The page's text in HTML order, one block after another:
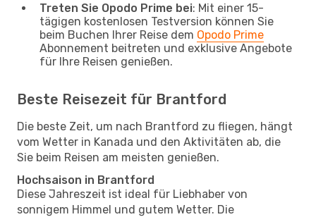
Treten Sie Opodo Prime bei: Mit einer 15-
tägigen kostenlosen Testversion können Sie
beim Buchen Ihrer Reise dem Opodo Prime
Abonnement beitreten und exklusive Angebote
für Ihre Reisen genießen.
Beste Reisezeit für Brantford
Die beste Zeit, um nach Brantford zu fliegen, hängt
vom Wetter in Kanada und den Aktivitäten ab, die
Sie beim Reisen am meisten genießen.
Hochsaison in Brantford
Diese Jahreszeit ist ideal für Liebhaber von
sonnigem Himmel und gutem Wetter. Die